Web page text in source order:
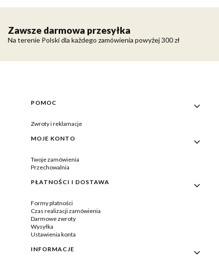
Zawsze darmowa przesyłka
Na terenie Polski dla każdego zamówienia powyżej 300 zł
Linki w stopce
POMOC
Zwroty i reklamacje
MOJE KONTO
Twoje zamówienia
Przechowalnia
PŁATNOŚCI I DOSTAWA
Formy płatności
Czas realizacji zamówienia
Darmowe zwroty
Wysyłka
Ustawienia konta
INFORMACJE